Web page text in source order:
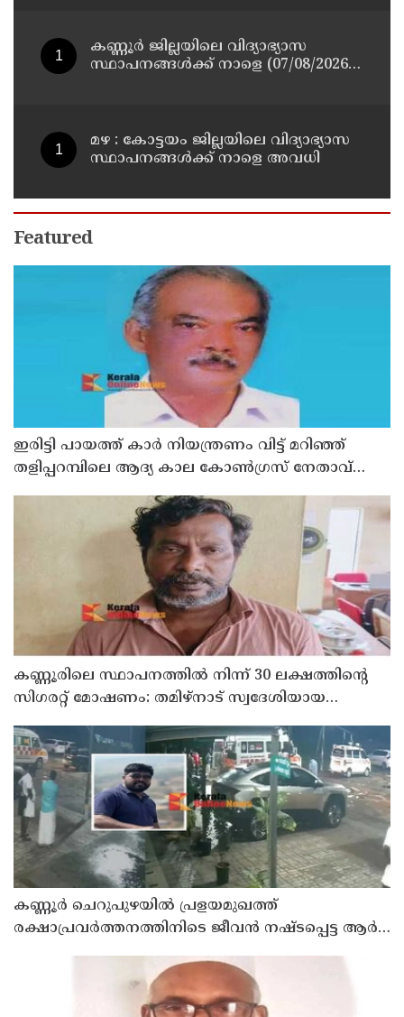
കണ്ണൂർ ജില്ലയിലെ വിദ്യാഭ്യാസ
സ്ഥാപനങ്ങള്‍ക്ക് നാളെ (07/08/2026),
മഴ : കോട്ടയം ജില്ലയിലെ വിദ്യാഭ്യാസ
സ്ഥാപനങ്ങൾക്ക് നാളെ അവധി
Featured
ഇരിട്ടി പായത്ത് കാർ നിയന്ത്രണം വിട്ട് മറിഞ്ഞ്
തളിപ്പറമ്പിലെ ആദ്യ കാല കോണ്‍ഗ്രസ് നേതാവ്
കണ്ണൂരിലെ സ്ഥാപനത്തിൽ നിന്ന് 30 ലക്ഷത്തിന്റെ
സിഗരറ്റ് മോഷണം: തമിഴ്‌നാട് സ്വദേശിയായ
കണ്ണൂർ ചെറുപുഴയിൽ പ്രളയമുഖത്ത്
രക്ഷാപ്രവർത്തനത്തിനിടെ ജീവൻ നഷ്ടപ്പെട്ട ആർ.
കാണിച്ചതായി ആരോപണം